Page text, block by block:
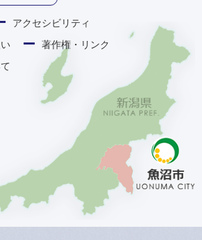
アクセシビリティ
著作権・リンク